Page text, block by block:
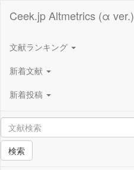
Ceek.jp Altmetrics (α ver.)
文献ランキング
新着文献
新着投稿
検索